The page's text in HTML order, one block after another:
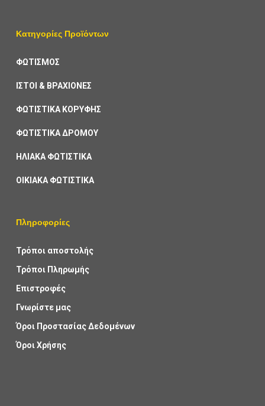
Κατηγορίες Προϊόντων
ΦΩΤΙΣΜΟΣ
ΙΣΤΟΙ & ΒΡΑΧΙΟΝΕΣ
ΦΩΤΙΣΤΙΚΑ ΚΟΡΥΦΗΣ
ΦΩΤΙΣΤΙΚΑ ΔΡΟΜΟΥ
ΗΛΙΑΚΑ ΦΩΤΙΣΤΙΚΑ
ΟΙΚΙΑΚΑ ΦΩΤΙΣΤΙΚΑ
Πληροφορίες
Τρόποι αποστολής
Τρόποι Πληρωμής
Επιστροφές
Γνωρίστε μας
Όροι Προστασίας Δεδομένων
Όροι Χρήσης